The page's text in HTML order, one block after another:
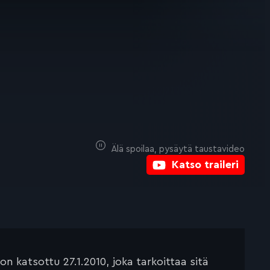
Katso traileri
Älä spoilaa, pysäytä taustavideo
katsottu 27.1.2010, joka tarkoittaa sitä